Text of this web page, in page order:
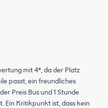
mit 4*, da der Platz
passt, ein freundliches
Preis Bus und 1 Stunde
Ein Kritikpunkt ist, dass kein